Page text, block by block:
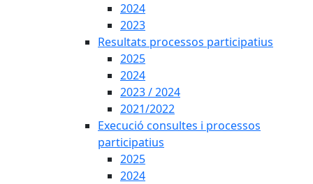
2024
2023
Resultats processos participatius
2025
2024
2023 / 2024
2021/2022
Execució consultes i processos
participatius
2025
2024